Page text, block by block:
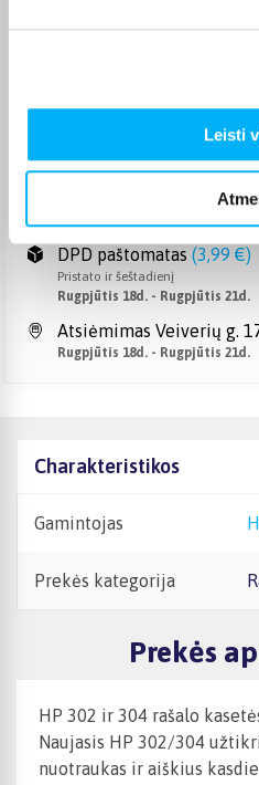
Leisti
Rugpjūtis 18d. - Rugpjūtis 21d.
)
DPD paštomatas (3,99 €)
Pristato ir šeštadienį
Rugpjūtis 18d. - Rugpjūtis 21d.
Atsiėmimas Veiverių g.
Rugpjūtis 18d. - Rugpjūtis 21d.
Charakteristikos
Gamintojas
Prekės kategorija
Prekės
HP 302 ir 304 rašalo
Naujasis HP 302/304
nuotraukas ir aiškius